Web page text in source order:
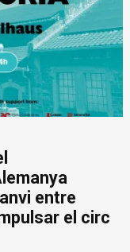
entre
el circ